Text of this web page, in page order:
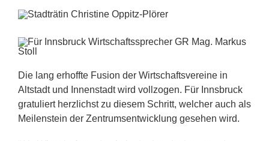
Die lang erhoffte Fusion der Wirtschaftsvereine in
Altstadt und Innenstadt wird vollzogen. Für Innsbruck
gratuliert herzlichst zu diesem Schritt, welcher auch als
Meilenstein der Zentrumsentwicklung gesehen wird.